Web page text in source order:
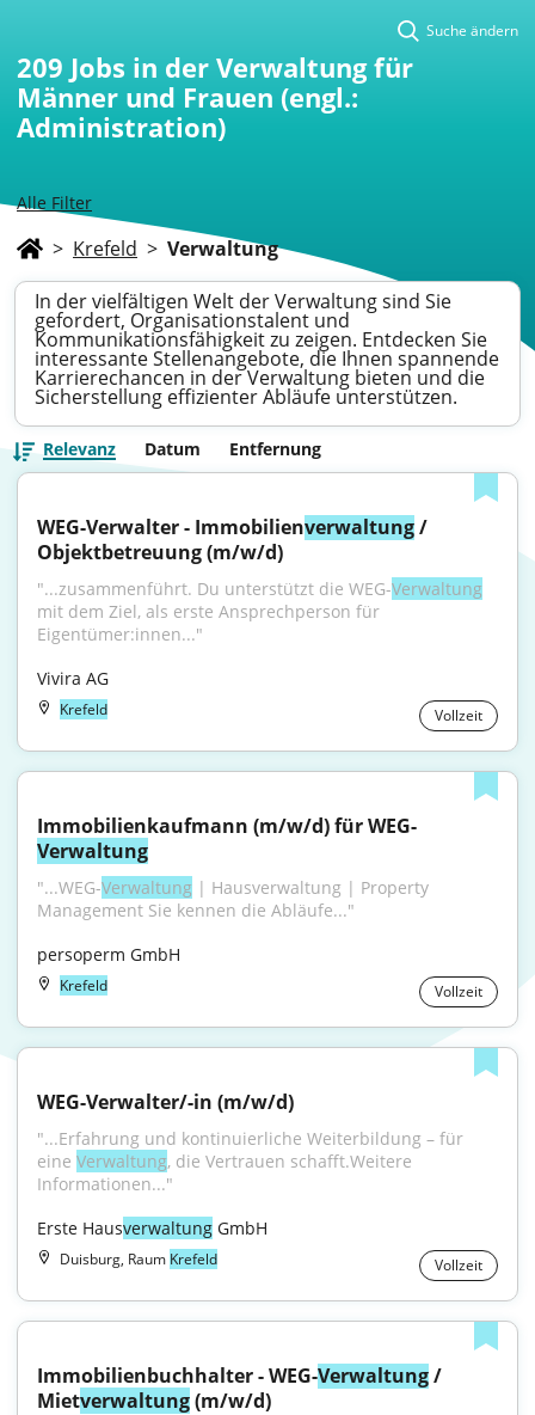
Alle Filter
Suche ändern
209 Jobs in der Verwaltung für
Männer und Frauen (engl.:
Administration)
> Krefeld > Verwaltung
In der vielfältigen Welt der Verwaltung sind Sie
gefordert, Organisationstalent und
Kommunikationsfähigkeit zu zeigen. Entdecken Sie
interessante Stellenangebote, die Ihnen spannende
Karrierechancen in der Verwaltung bieten und die
Sicherstellung effizienter Abläufe unterstützen.
Relevanz Datum Entfernung
WEG-Verwalter - Immobilienverwaltung /
Objektbetreuung (m/w/d)
"...zusammenführt. Du unterstützt die WEG-Verwaltung
mit dem Ziel, als erste Ansprechperson für
Eigentümer:innen..."
Vivira AG
Krefeld Vollzeit
Immobilienkaufmann (m/w/d) für WEG-
Verwaltung
"...WEG-Verwaltung | Hausverwaltung | Property
Management Sie kennen die Abläufe..."
persoperm GmbH
Krefeld Vollzeit
WEG-Verwalter/-in (m/w/d)
"...Erfahrung und kontinuierliche Weiterbildung – für
eine Verwaltung, die Vertrauen schafft.Weitere
Informationen..."
Erste Hausverwaltung GmbH
Duisburg, Raum Krefeld Vollzeit
Immobilienbuchhalter - WEG-Verwaltung /
Mietverwaltung (m/w/d)